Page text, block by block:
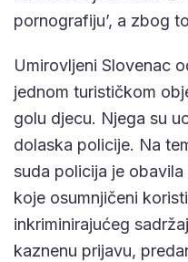
pornografiju’, a zbog
Umirovljeni Slovenac
jednom turističkom
golu djecu. Njega su
dolaska policije. Na
suda policija je
koje osumnjičeni
inkriminirajućeg
kaznenu prijavu,